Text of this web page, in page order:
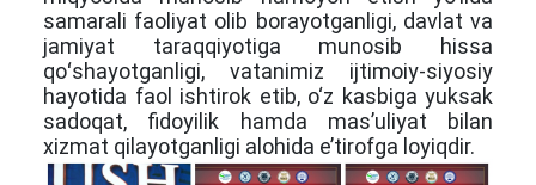
samarali faoliyat olib borayotganligi, davlat va
jamiyat taraqqiyotiga munosib hissa
qoʻshayotganligi, vatanimiz ijtimoiy-siyosiy
hayotida faol ishtirok etib, o‘z kasbiga yuksak
sadoqat, fidoyilik hamda mas’uliyat bilan
xizmat qilayotganligi alohida e’tirofga loyiqdir.